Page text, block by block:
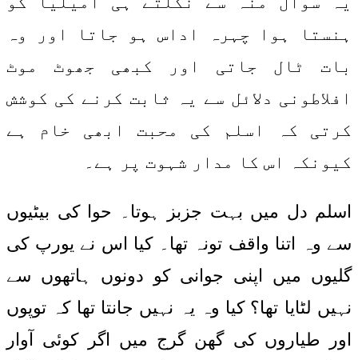
ہنستا ہوا چہرہ اداس ہو جاتا اور وہ
بات ٹال جاتی اور کبھی جھوٹ موٹ
افلاطونی دلائل سے یہ ثابت کرنے کی کوشش
کرتی کہ اسلم کی محبت ابھی خام ہے
کیونکہ اس کا مدار شہوت پر ہے۔
اسلم دل میں بہت جزبز ہوتا۔ حوا کی بیٹیوں
سے وہ اتنا واقف تونہ تھا۔ کیا اس نے یورپ کی
گلیوں میں اپنی جوانی کو دونوں ہاتھوں سے
نہیں لٹایا تھا؟ کیا وہ یہ نہیں جانتا تھا کہ توپوں
اور طیاروں کی گھن گرج میں اگر کوئی آوار